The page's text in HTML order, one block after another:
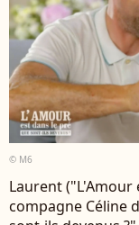
© M6
Laurent ("L'Amour
compagne Céline